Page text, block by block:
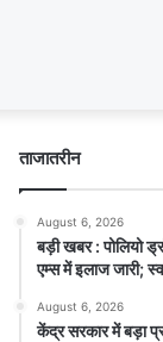
ताजातरीन
August 6, 2026
बड़ी खबर : पोलियो
एम्स में इलाज जारी;
August 6, 2026
केंद्र सरकार में बड़ा